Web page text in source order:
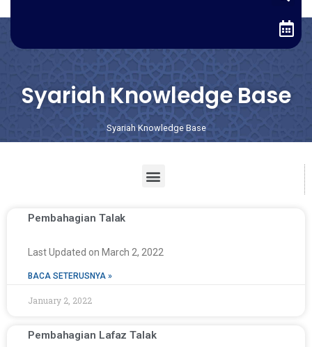
Syariah Knowledge Base
Syariah Knowledge Base
Pembahagian Talak
Last Updated on March 2, 2022
BACA SETERUSNYA »
January 2, 2022
Pembahagian Lafaz Talak